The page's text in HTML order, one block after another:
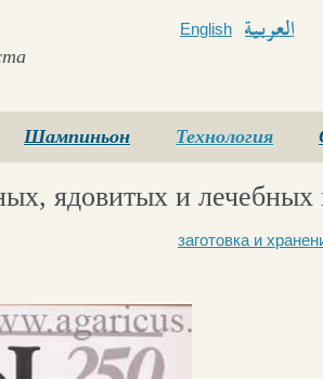
English
Шампиньон Технология
ядовитых и лечебных
заготовка и